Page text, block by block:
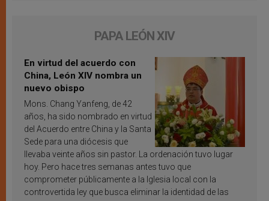
PAPA LEÓN XIV
En virtud del acuerdo con
China, León XIV nombra un
nuevo obispo
Mons. Chang Yanfeng, de 42
años, ha sido nombrado en virtud
del Acuerdo entre China y la Santa
Sede para una diócesis que
llevaba veinte años sin pastor. La ordenación tuvo lugar
hoy. Pero hace tres semanas antes tuvo que
comprometer públicamente a la Iglesia local con la
controvertida ley que busca eliminar la identidad de las